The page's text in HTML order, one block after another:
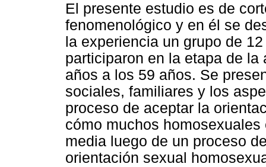
El presente estudio es de
fenomenológico y en él se
la experiencia un grupo de
participaron en la etapa de
años a los 59 años. Se
sociales, familiares y los
proceso de aceptar la
cómo muchos
media luego de un proceso
orientación sexual